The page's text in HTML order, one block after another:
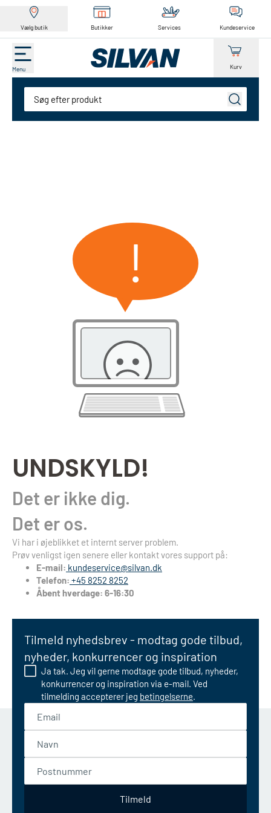
Vælg butik Butikker Services Kundeservice
Menu Kurv
Søg
UNDSKYLD!
Det er ikke dig.
Det er os.
Vi har i øjeblikket et internt server problem.
Prøv venligst igen senere eller kontakt vores support på:
E-mail: kundeservice@silvan.dk
Telefon: +45 8252 8252
Åbent hverdage: 6-16:30
!
Tilmeld nyhedsbrev - modtag gode tilbud,
nyheder, konkurrencer og inspiration
Ja tak. Jeg vil gerne modtage gode tilbud, nyheder,
konkurrencer og inspiration via e-mail. Ved
tilmelding accepterer jeg betingelserne.
Tilmeld